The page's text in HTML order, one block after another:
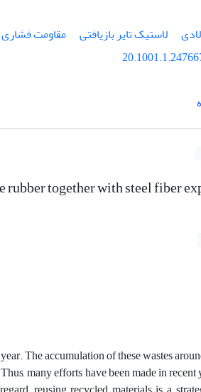
لاستیک تایر بازیافتی مقاومت فشاری
together with steel fiber
The accumulation of these wastes
many efforts have been made in